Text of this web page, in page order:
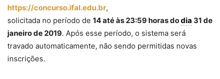
https://concurso.ifal.edu.br,
solicitada no período de 14 até às 23:59 horas dodia 31 de
janeiro de 2019. Após esse período, o sistema será
travado automaticamente, não sendo permitidas novas
inscrições.